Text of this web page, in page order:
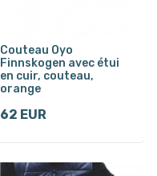
Couteau Oyo
Finnskogen avec étui
en cuir, couteau,
orange
62 EUR